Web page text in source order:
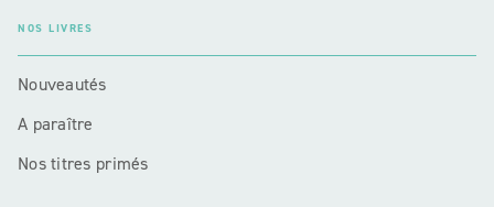
NOS LIVRES
Nouveautés
A paraître
Nos titres primés